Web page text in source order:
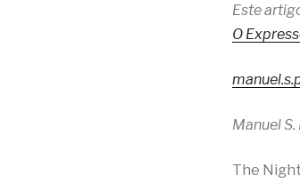
Este
O
Manuel
The